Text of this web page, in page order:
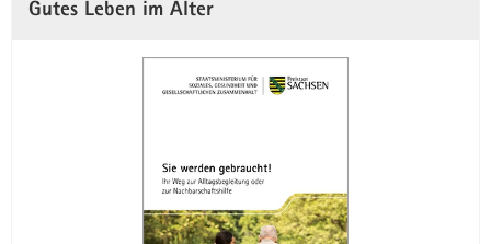
Gutes Leben im Alter